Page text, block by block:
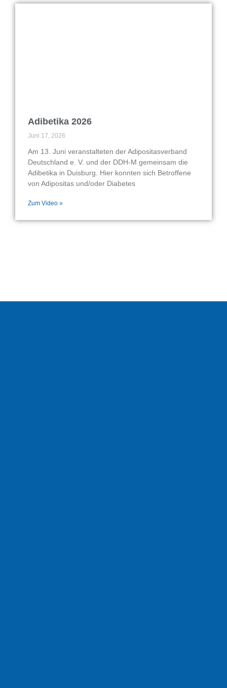
Adibetika 2026
Juni 17, 2026
Am 13. Juni veranstalteten der Adipositasverband
Deutschland e. V. und der DDH-M gemeinsam die
Adibetika in Duisburg. Hier konnten sich Betroffene
von Adipositas und/oder Diabetes
Zum Video »